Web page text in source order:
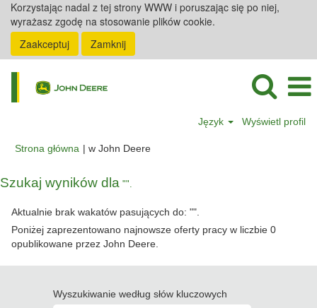
Korzystając nadal z tej strony WWW i poruszając się po niej,
wyrażasz zgodę na stosowanie plików cookie.
Zaakceptuj
Zamknij
Język Wyświetl profil
Strona główna | w John Deere(bieżąca
Szukaj wyników dla "".
Aktualnie brak wakatów pasujących do: "".
Poniżej zaprezentowano najnowsze oferty pracy w liczbie 0
opublikowane przez John Deere.
Wyszukiwanie według słów kluczowych